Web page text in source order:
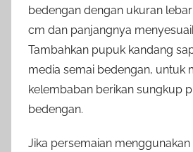
bedengan dengan ukuran
cm dan panjangnya
Tambahkan pupuk kandang
media semai bedengan, untuk
kelembaban berikan sungkup
bedengan.
Jika persemaian